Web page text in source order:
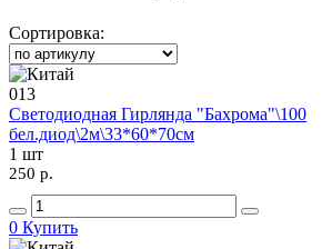
Сортировка:
013
Светодиодная Гирлянда "Бахрома"\100
бел.диод\2м\33*60*70см
1 шт
250 p.
0 Купить